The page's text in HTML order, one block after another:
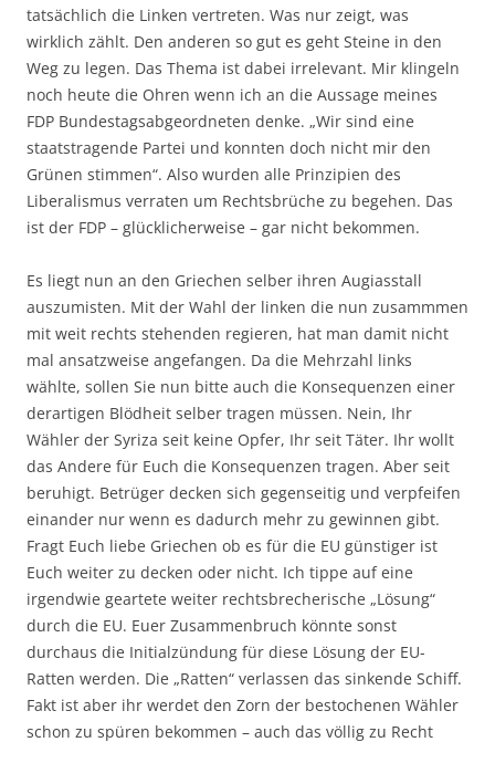
tatsächlich die Linken vertreten. Was nur zeigt, was
wirklich zählt. Den anderen so gut es geht Steine in den
Weg zu legen. Das Thema ist dabei irrelevant. Mir klingeln
noch heute die Ohren wenn ich an die Aussage meines
FDP Bundestagsabgeordneten denke. „Wir sind eine
staatstragende Partei und konnten doch nicht mir den
Grünen stimmen“. Also wurden alle Prinzipien des
Liberalismus verraten um Rechtsbrüche zu begehen. Das
ist der FDP – glücklicherweise – gar nicht bekommen.
Es liegt nun an den Griechen selber ihren Augiasstall
auszumisten. Mit der Wahl der linken die nun zusammmen
mit weit rechts stehenden regieren, hat man damit nicht
mal ansatzweise angefangen. Da die Mehrzahl links
wählte, sollen Sie nun bitte auch die Konsequenzen einer
derartigen Blödheit selber tragen müssen. Nein, Ihr
Wähler der Syriza seit keine Opfer, Ihr seit Täter. Ihr wollt
das Andere für Euch die Konsequenzen tragen. Aber seit
beruhigt. Betrüger decken sich gegenseitig und verpfeifen
einander nur wenn es dadurch mehr zu gewinnen gibt.
Fragt Euch liebe Griechen ob es für die EU günstiger ist
Euch weiter zu decken oder nicht. Ich tippe auf eine
irgendwie geartete weiter rechtsbrecherische „Lösung“
durch die EU. Euer Zusammenbruch könnte sonst
durchaus die Initialzündung für diese Lösung der EU-
Ratten werden. Die „Ratten“ verlassen das sinkende Schiff.
Fakt ist aber ihr werdet den Zorn der bestochenen Wähler
schon zu spüren bekommen – auch das völlig zu Recht